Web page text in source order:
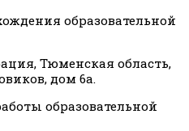
образовательной
Тюменская область,
дом 6а.
образовательной